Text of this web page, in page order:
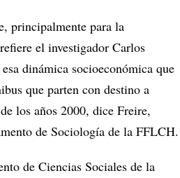
principalmente para la
el investigador Carlos
dinámica socioeconómica que
que parten con destino a
los años 2000, dice Freire,
de Sociología de la FFLCH.
de Ciencias Sociales de la